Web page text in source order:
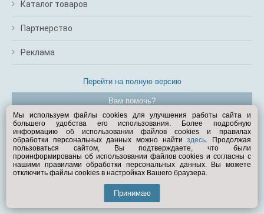
Каталог товаров
Партнерство
Реклама
Перейти на полную версию
Вам помочь?
© Exist.ru 1998—2026
Мы используем файлы cookies для улучшения работы сайта и
большего удобства его использования. Более подробную
информацию об использовании файлов cookies и правилах
обработки персональных данных можно найтиздесь. Продолжая
пользоваться сайтом, Вы подтверждаете, что были
проинформированы об использовании файлов cookies и согласны с
нашими правилами обработки персональных данных. Вы можете
отключить файлы cookies в настройках Вашего браузера.
Принимаю